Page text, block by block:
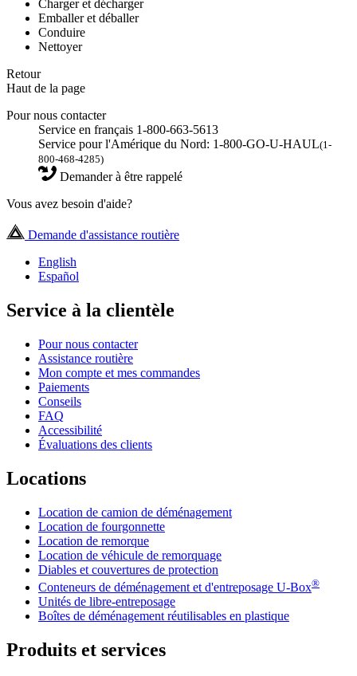
Charger et décharger
Emballer et déballer
Conduire
Nettoyer
Retour
Haut de la page
Pour nous contacter
Service en français 1-800-663-5613
Service pour l'Amérique du Nord: 1-800-GO-U-HAUL(1-
800-468-4285)
Demander à être rappelé
Vous avez besoin d'aide?
Demande d'assistance routière
English
Español
Service à la clientèle
Pour nous contacter
Assistance routière
Mon compte et mes commandes
Paiements
Conseils
FAQ
Accessibilité
Évaluations des clients
Locations
Location de camion de déménagement
Location de fourgonnette
Location de remorque
Location de véhicule de remorquage
Diables et couvertures de protection
Conteneurs de déménagement et d'entreposage U-Box®
Unités de libre-entreposage
Boîtes de déménagement réutilisables en plastique
Produits et services